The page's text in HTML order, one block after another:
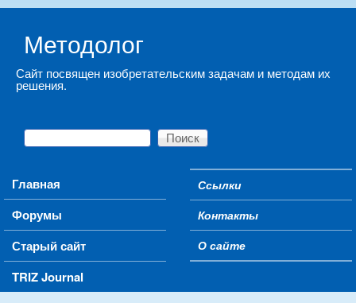
Методолог
Сайт посвящен изобретательским задачам и методам их
решения.
Форма поиска
Поиск
Main menu
Главная
Форумы
Старый сайт
TRIZ Journal
Secondary menu
Ссылки
Контакты
О сайте